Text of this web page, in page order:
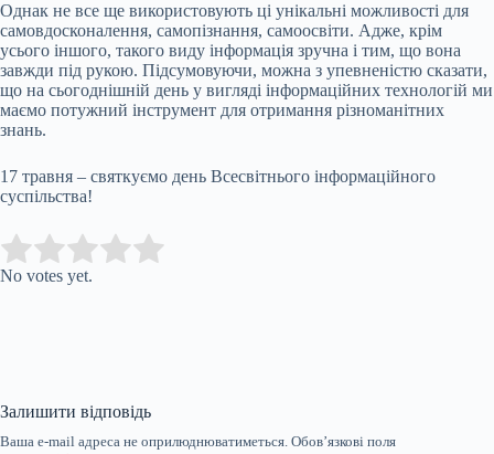
Однак не все ще використовують ці унікальні можливості для
самовдосконалення, самопізнання, самоосвіти. Адже, крім
усього іншого, такого виду інформація зручна і тим, що вона
завжди під рукою. Підсумовуючи, можна з упевненістю сказати,
що на сьогоднішній день у вигляді інформаційних технологій ми
маємо потужний інструмент для отримання різноманітних
знань.
17 травня – святкуємо день Всесвітнього інформаційного
суспільства!
Rate this item:
No votes yet.
Залишити відповідь
Ваша e-mail адреса не оприлюднюватиметься. Обов’язкові поля